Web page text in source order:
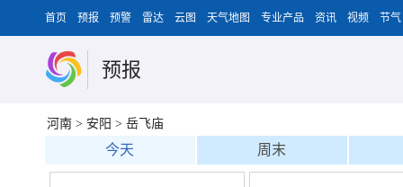
首页 预报 预警 雷达 云图 天气地图 专业产品 资讯 视频 节气
预报
河南 > 安阳 > 岳飞庙
今天 周末